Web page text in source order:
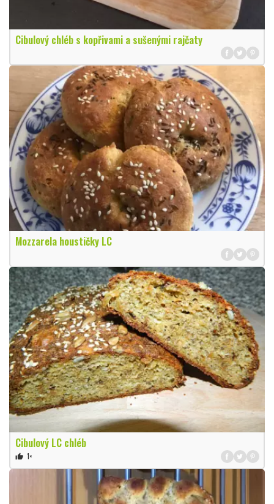
Cibulový chléb s kopřivami a sušenými rajčaty
Mozzarela houstičky LC
Cibulový LC chléb
thumb_up 1×